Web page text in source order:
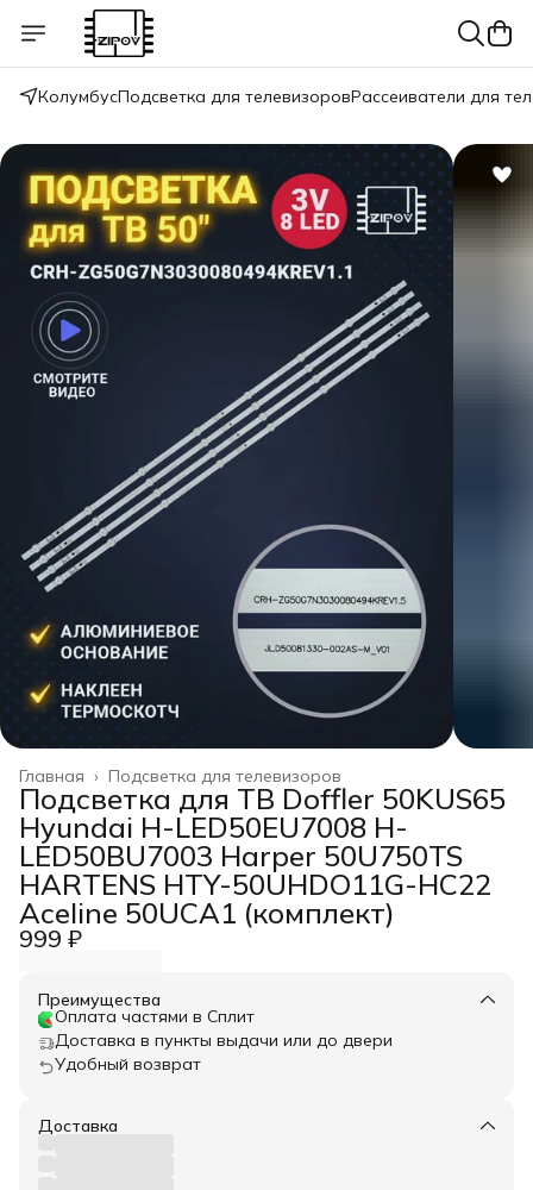
КолумбусПодсветка для телевизоровРассеиватели для
Подсветка для телевизоров
Главная ›
Подсветка для ТВ Doffler 50KUS65
Hyundai H-LED50EU7008 H-
LED50BU7003 Harper 50U750TS
HARTENS HTY-50UHDO11G-HC22
Aceline 50UCA1 (комплект)
999 ₽
Преимущества
Оплата частями в Сплит
Доставка в пункты выдачи или до двери
Удобный возврат
Доставка